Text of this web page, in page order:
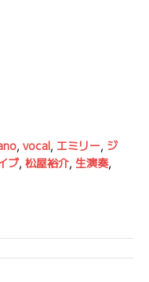
, vocal, エミリー, ジ
ブ, 松屋裕介, 生演奏,